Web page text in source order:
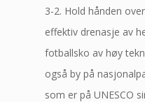
3-2. Hold hånden
effektiv drenasje av
fotballsko av høy
også by på
som er på UNESCO